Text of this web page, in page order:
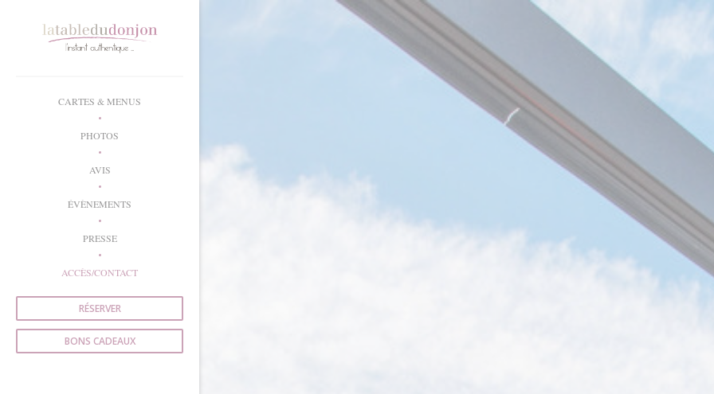
CARTES & MENUS
PHOTOS
AVIS
ÉVÈNEMENTS
PRESSE
ACCÈS/CONTACT
RÉSERVER
BONS CADEAUX